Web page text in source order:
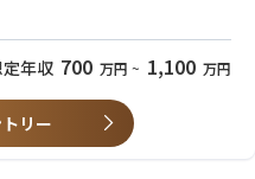
集、分析、作成、補完
ルド工法等）、上下水処理場、造
経験をお持ちの方
をお持ちの方
の方
年収 700 万円 ~ 1,100 万円
リー